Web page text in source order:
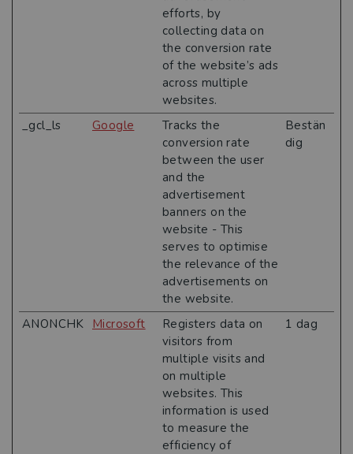
efforts, by
collecting data on
the conversion rate
of the website’s ads
across multiple
websites.
_gcl_ls Google
Tracks the
conversion rate
between the user
and the
advertisement
banners on the
website - This
serves to optimise
the relevance of the
advertisements on
the website.
Bestän
dig
ANONCHK Microsoft
Registers data on
visitors from
multiple visits and
on multiple
websites. This
information is used
to measure the
efficiency of
1 dag